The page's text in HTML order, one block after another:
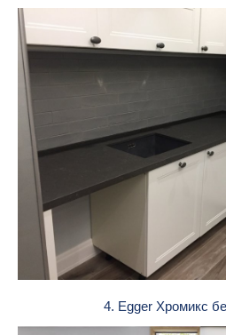
4. Egger Хромикс